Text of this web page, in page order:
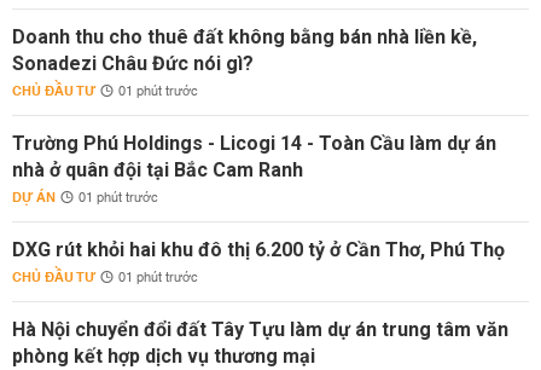
Doanh thu cho thuê đất không bằng bán nhà liền kề,
Sonadezi Châu Đức nói gì?
CHỦ ĐẦU TƯ 01 phút trước
Trường Phú Holdings - Licogi 14 - Toàn Cầu làm dự án
nhà ở quân đội tại Bắc Cam Ranh
DỰ ÁN 01 phút trước
DXG rút khỏi hai khu đô thị 6.200 tỷ ở Cần Thơ, Phú Thọ
CHỦ ĐẦU TƯ 01 phút trước
Hà Nội chuyển đổi đất Tây Tựu làm dự án trung tâm văn
phòng kết hợp dịch vụ thương mại